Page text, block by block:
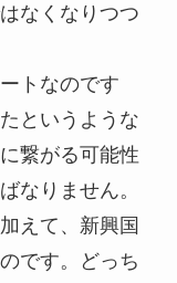
なくなりつつ
トなのです
というような
繋がる可能性
なりません。
えて、新興国
です。どっち